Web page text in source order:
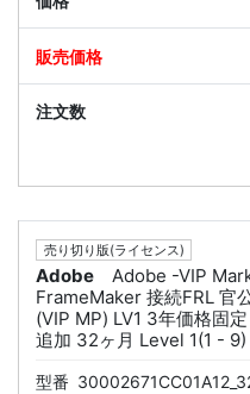
売り切り版(ライセンス)
Adobe
Adobe -VIP
FrameMaker 接続FRL 官
(VIP MP) LV1 3年価格固定
追加 32ヶ月 Level 1(1 - 9)
型番